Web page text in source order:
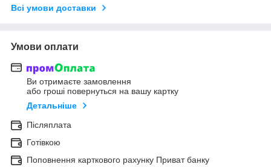
Всі умови доставки
Умови оплати
Ви отримаєте замовлення
або гроші повернуться на вашу картку
Детальніше
Післяплата
Готівкою
Поповнення карткового рахунку Приват банку